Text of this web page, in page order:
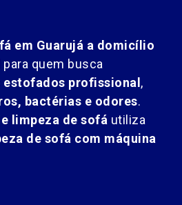
em Guarujá a domicílio
quem busca
estofados profissional,
bactérias e odores.
limpeza de sofá utiliza
de sofá com máquina